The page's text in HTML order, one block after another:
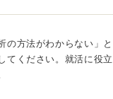
たのかを適切に伝える
とで、面接でも自信を
の方法がわからない」
てください。就活に役